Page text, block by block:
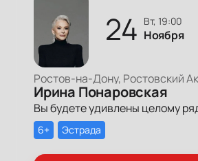
24 вт, 19:00
Ноября
Ирина Понаровская
6+ Эстрада